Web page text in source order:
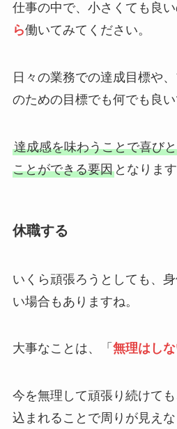
仕事の中で、小さくても良
ら働いてみてください。
日々の業務での達成目標や
のための目標でも何でも良い
達成感を味わうことで喜び
ことができる要因となります
休職する
いくら頑張ろうとしても、
い場合もありますね。
大事なことは、「 無理はし
今を無理して頑張り続けて
込まれることで周りが見えな